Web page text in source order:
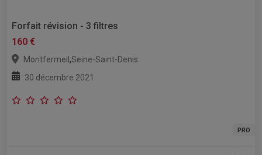
Forfait révision - 3 filtres
160 €
Montfermeil,Seine-Saint-Denis
30 décembre 2021
PRO